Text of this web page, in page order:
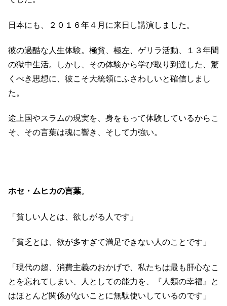
日本にも、２０１６年４月に来日し講演しました。
彼の過酷な人生体験。極貧、極左、ゲリラ活動、１３年間
の獄中生活。しかし、その体験から学び取り到達した、驚
くべき思想に、彼こそ大統領にふさわしいと確信しまし
た。
途上国やスラムの現実を、身をもって体験しているからこ
そ、その言葉は魂に響き、そして力強い。
ホセ・ムヒカの言葉。
「貧しい人とは、欲しがる人です」
「貧乏とは、欲が多すぎて満足できない人のことです」
「現代の超、消費主義のおかげで、私たちは最も肝心なこ
とを忘れてしまい、人としての能力を、『人類の幸福』と
はほとんど関係がないことに無駄使いしているのです」